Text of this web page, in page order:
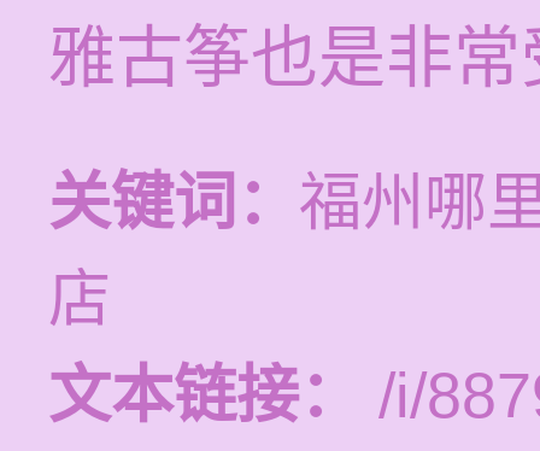
雅古筝也是非
关键词： 福州哪
店
文本链接：
/i/